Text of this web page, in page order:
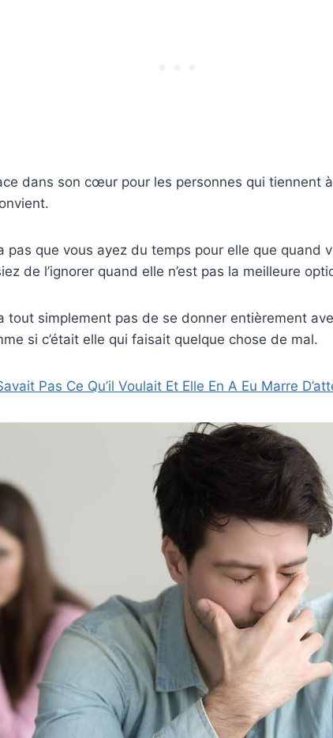
dans son cœur pour les personnes qui tiennent
pas que vous ayez du temps pour elle que quand
de l’ignorer quand elle n’est pas la meilleure
tout simplement pas de se donner entièrement
si c’était elle qui faisait quelque chose de mal.
Pas Ce Qu’il Voulait Et Elle En A Eu Marre